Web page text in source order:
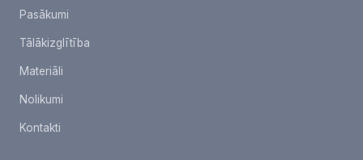
Pasākumi
Tālākizglītība
Materiāli
Nolikumi
Kontakti